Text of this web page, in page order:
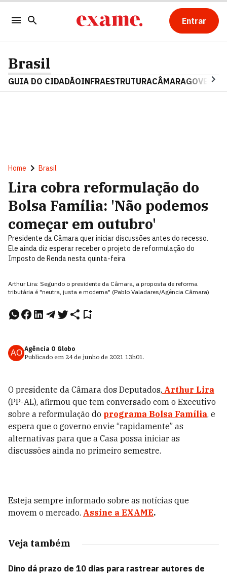
Entrar
Brasil
GUIA DO CIDADÃOINFRAESTRUTURACÂMARAGOVERNO
Home Brasil
Lira cobra reformulação do
Bolsa Família: 'Não podemos
começar em outubro'
Presidente da Câmara quer iniciar discussões antes do recesso.
Ele ainda diz esperar receber o projeto de reformulação do
Imposto de Renda nesta quinta-feira
Arthur Lira: Segundo o presidente da Câmara, a proposta de reforma
tributária é "neutra, justa e moderna" (Pablo Valadares/Agência Câmara)
AO Agência O Globo
Publicado em 24 de junho de 2021 13h01.
O presidente da Câmara dos Deputados, Arthur Lira
(PP-AL), afirmou que tem conversado com o Executivo
sobre a reformulação do programa Bolsa Família, e
espera que o governo envie “rapidamente” as
alternativas para que a Casa possa iniciar as
discussões ainda no primeiro semestre.
Esteja sempre informado sobre as notícias que
movem o mercado. Assine a EXAME.
Veja também
Dino dá prazo de 10 dias para rastrear autores de